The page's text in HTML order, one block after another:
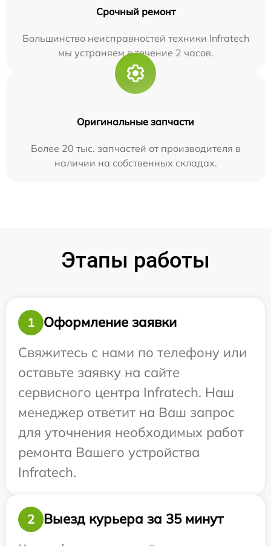
Срочный ремонт
Большинство неисправностей техники Infratech
мы устраняем в течение 2 часов.
Оригинальные запчасти
Более 20 тыс. запчастей от производителя в
наличии на собственных складах.
Этапы работы
1
Оформление заявки
Свяжитесь с нами по телефону или
оставьте заявку на сайте
сервисного центра Infratech. Наш
менеджер ответит на Ваш запрос
для уточнения необходимых работ
ремонта Вашего устройства
Infratech.
2
Выезд курьера за 35 минут